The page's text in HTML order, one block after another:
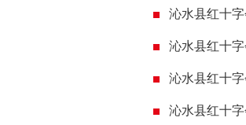
沁水县红十
沁水县红十
沁水县红十
沁水县红十